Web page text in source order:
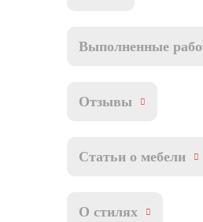
Выполненные
Отзывы
Статьи о мебели
О стилях